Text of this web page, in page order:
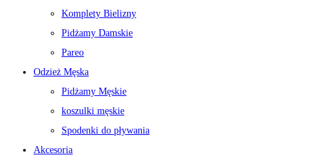
Komplety Bielizny
Pidżamy Damskie
Pareo
Odzież Męska
Pidżamy Męskie
koszulki męskie
Spodenki do pływania
Akcesoria